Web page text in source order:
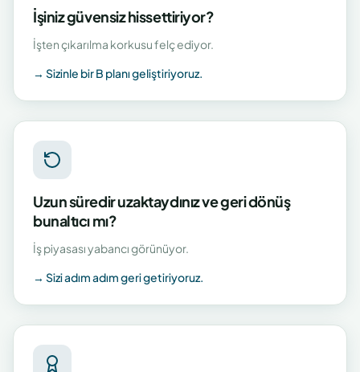
İşiniz güvensiz hissettiriyor?
İşten çıkarılma korkusu felç ediyor.
→ Sizinle bir B planı geliştiriyoruz.
Uzun süredir uzaktaydınız ve geri dönüş
bunaltıcı mı?
İş piyasası yabancı görünüyor.
→ Sizi adım adım geri getiriyoruz.